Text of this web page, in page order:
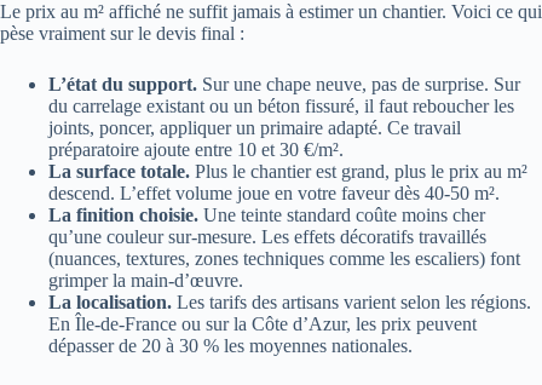
Le prix au m² affiché ne suffit jamais à estimer un chantier. Voici ce qui
pèse vraiment sur le devis final :
L’état du support. Sur une chape neuve, pas de surprise. Sur
du carrelage existant ou un béton fissuré, il faut reboucher les
joints, poncer, appliquer un primaire adapté. Ce travail
préparatoire ajoute entre 10 et 30 €/m².
La surface totale. Plus le chantier est grand, plus le prix au m²
descend. L’effet volume joue en votre faveur dès 40-50 m².
La finition choisie. Une teinte standard coûte moins cher
qu’une couleur sur-mesure. Les effets décoratifs travaillés
(nuances, textures, zones techniques comme les escaliers) font
grimper la main-d’œuvre.
La localisation. Les tarifs des artisans varient selon les régions.
En Île-de-France ou sur la Côte d’Azur, les prix peuvent
dépasser de 20 à 30 % les moyennes nationales.